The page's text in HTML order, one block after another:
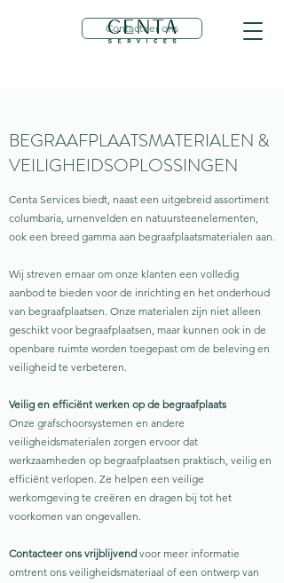
Contacteer ons
BEGRAAFPLAATSMATERIALEN &
VEILIGHEIDSOPLOSSINGEN
Centa Services biedt, naast een uitgebreid assortiment
columbaria, urnenvelden en natuursteenelementen,
ook een breed gamma aan begraafplaatsmaterialen aan.
Wij streven ernaar om onze klanten een volledig
aanbod te bieden voor de inrichting en het onderhoud
van begraafplaatsen. Onze materialen zijn niet alleen
geschikt voor begraafplaatsen, maar kunnen ook in de
openbare ruimte worden toegepast om de beleving en
veiligheid te verbeteren.
Veilig en efficiënt werken op de begraafplaats
Onze grafschoorsystemen en andere
veiligheidsmaterialen zorgen ervoor dat
werkzaamheden op begraafplaatsen praktisch, veilig en
efficiënt verlopen. Ze helpen een veilige
werkomgeving te creëren en dragen bij tot het
voorkomen van ongevallen.
Contacteer ons vrijblijvend voor meer informatie
omtrent ons veiligheidsmateriaal of een ontwerp van